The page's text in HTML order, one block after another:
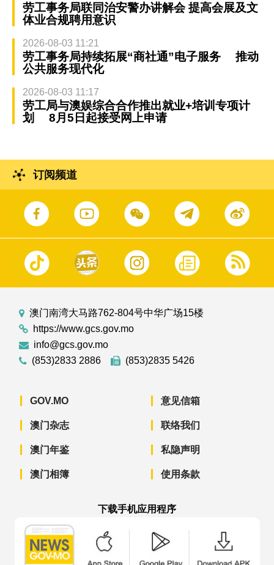
劳工事务局联同治安警办讲解会 提高会展及文
体业合规聘用意识
2026-08-03 11:21
劳工事务局持续拓展“商社通”电子服务 推动
公共服务现代化
2026-08-03 11:17
劳工局与澳娱综合合作推出就业+培训专项计
划 8月5日起接受网上申请
订阅频道
澳门南湾大马路762-804号中华广场15楼
https://www.gcs.gov.mo
info@gcs.gov.mo
(853)2833 2886
(853)2835 5426
GOV.MO
澳门杂志
澳门年鉴
澳门相簿
意见信箱
联络我们
私隐声明
使用条款
下载手机应用程序